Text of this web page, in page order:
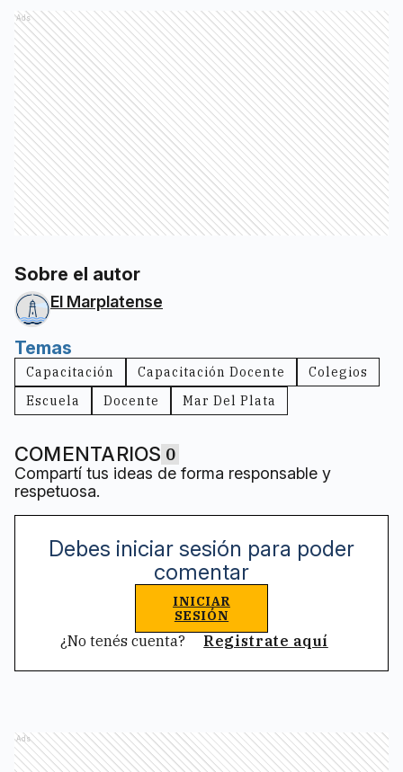
Ads
Sobre el autor
El Marplatense
Temas
Capacitación Capacitación Docente
Colegios
Escuela
Docente Mar Del Plata
COMENTARIOS 0
Compartí tus ideas de forma responsable y
respetuosa.
Debes iniciar sesión para poder
comentar
INICIAR
SESIÓN
¿No tenés cuenta? Registrate aquí
Ads